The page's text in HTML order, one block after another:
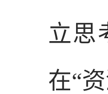
立思
在“